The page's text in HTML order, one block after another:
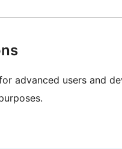
advanced users and